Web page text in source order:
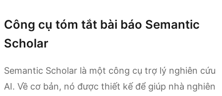
Công cụ tóm tắt bài báo Semantic
Scholar
Semantic Scholar là một công cụ trợ lý nghiên cứu
AI. Về cơ bản, nó được thiết kế để giúp nhà nghiên